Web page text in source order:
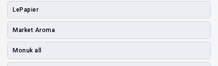
LePapier
Market Aroma
Monuk all